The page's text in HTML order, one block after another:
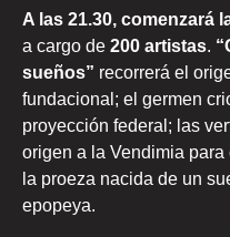
A las 21.30, comenzará
a cargo de 200 artistas.
sueños” recorrerá el
fundacional; el germen
proyección federal; las
origen a la Vendimia
la proeza nacida de un
epopeya.